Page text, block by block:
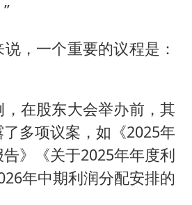
，一个重要的议程是：
在股东大会举办前，其
多项议案，如《2025年
》《关于2025年年度利
年中期利润分配安排的